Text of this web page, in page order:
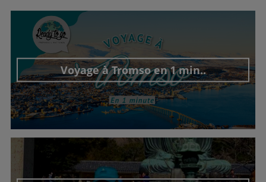
Voyage à Tromso en 1 min..
Découvrir cet interview